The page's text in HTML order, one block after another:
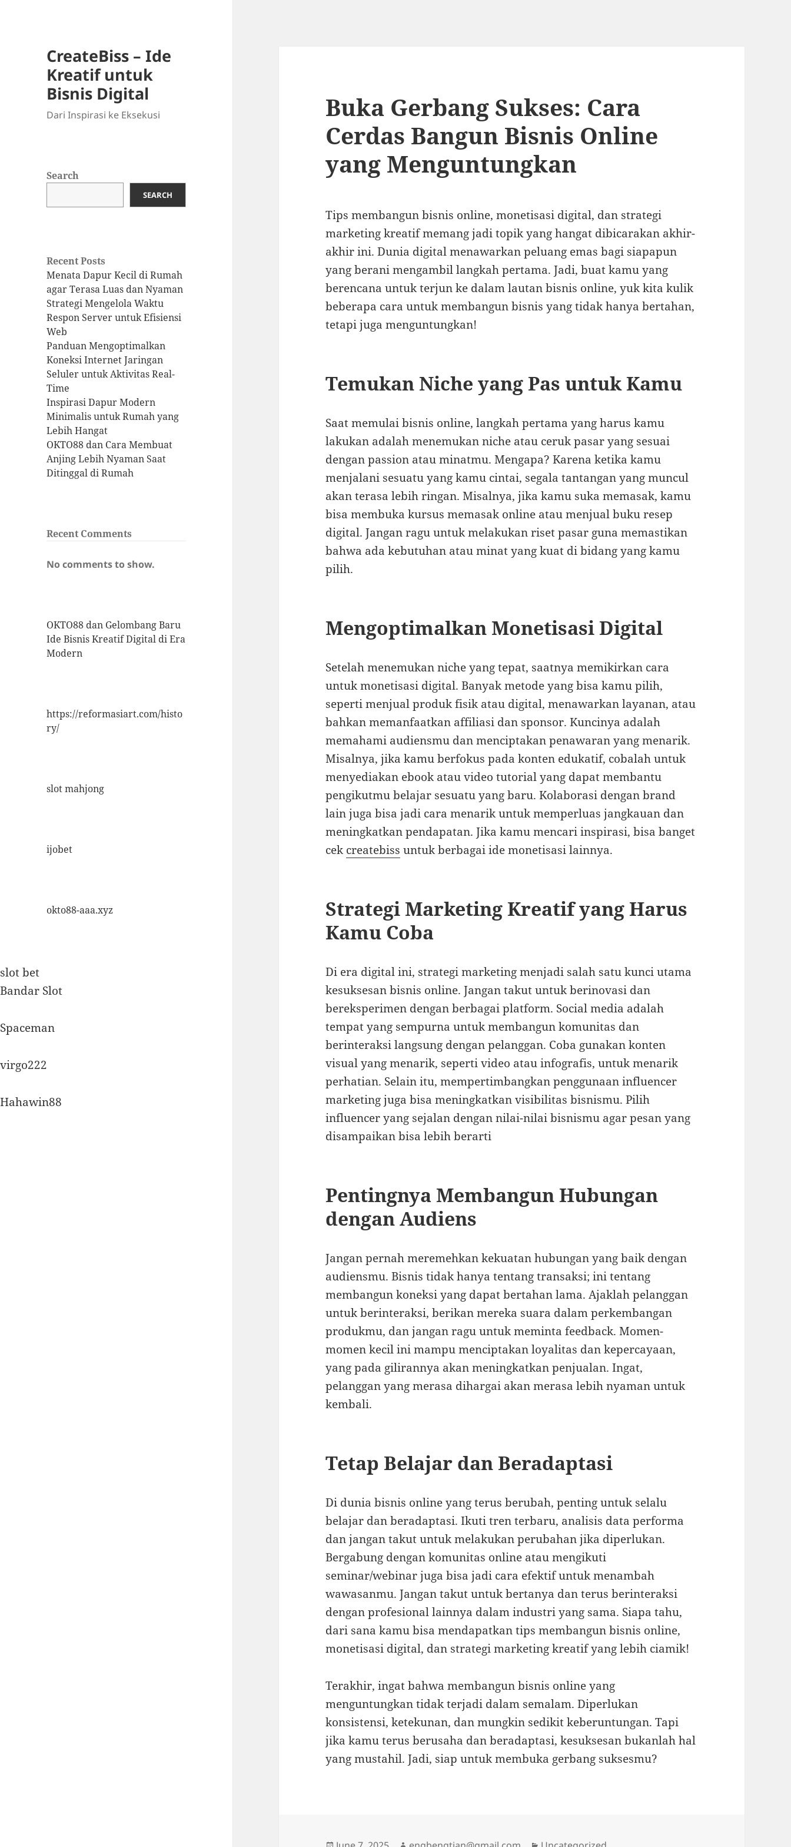
CreateBiss – Ide
Kreatif untuk
Bisnis Digital
Dari Inspirasi ke Eksekusi
Search
SEARCH
Recent Posts
Menata Dapur Kecil di Rumah
agar Terasa Luas dan Nyaman
Strategi Mengelola Waktu
Respon Server untuk Efisiensi
Web
Panduan Mengoptimalkan
Koneksi Internet Jaringan
Seluler untuk Aktivitas Real-
Time
Inspirasi Dapur Modern
Minimalis untuk Rumah yang
Lebih Hangat
OKTO88 dan Cara Membuat
Anjing Lebih Nyaman Saat
Ditinggal di Rumah
Recent Comments
No comments to show.
OKTO88 dan Gelombang Baru
Ide Bisnis Kreatif Digital di Era
Modern
https://reformasiart.com/histo
ry/
slot mahjong
ijobet
okto88-aaa.xyz
slot bet
Bandar Slot
Spaceman
virgo222
Hahawin88
Buka Gerbang Sukses: Cara
Cerdas Bangun Bisnis Online
yang Menguntungkan
Tips membangun bisnis online, monetisasi digital, dan strategi
marketing kreatif memang jadi topik yang hangat dibicarakan akhir-
akhir ini. Dunia digital menawarkan peluang emas bagi siapapun
yang berani mengambil langkah pertama. Jadi, buat kamu yang
berencana untuk terjun ke dalam lautan bisnis online, yuk kita kulik
beberapa cara untuk membangun bisnis yang tidak hanya bertahan,
tetapi juga menguntungkan!
Temukan Niche yang Pas untuk Kamu
Saat memulai bisnis online, langkah pertama yang harus kamu
lakukan adalah menemukan niche atau ceruk pasar yang sesuai
dengan passion atau minatmu. Mengapa? Karena ketika kamu
menjalani sesuatu yang kamu cintai, segala tantangan yang muncul
akan terasa lebih ringan. Misalnya, jika kamu suka memasak, kamu
bisa membuka kursus memasak online atau menjual buku resep
digital. Jangan ragu untuk melakukan riset pasar guna memastikan
bahwa ada kebutuhan atau minat yang kuat di bidang yang kamu
pilih.
Mengoptimalkan Monetisasi Digital
Setelah menemukan niche yang tepat, saatnya memikirkan cara
untuk monetisasi digital. Banyak metode yang bisa kamu pilih,
seperti menjual produk fisik atau digital, menawarkan layanan, atau
bahkan memanfaatkan affiliasi dan sponsor. Kuncinya adalah
memahami audiensmu dan menciptakan penawaran yang menarik.
Misalnya, jika kamu berfokus pada konten edukatif, cobalah untuk
menyediakan ebook atau video tutorial yang dapat membantu
pengikutmu belajar sesuatu yang baru. Kolaborasi dengan brand
lain juga bisa jadi cara menarik untuk memperluas jangkauan dan
meningkatkan pendapatan. Jika kamu mencari inspirasi, bisa banget
cek createbiss untuk berbagai ide monetisasi lainnya.
Strategi Marketing Kreatif yang Harus
Kamu Coba
Di era digital ini, strategi marketing menjadi salah satu kunci utama
kesuksesan bisnis online. Jangan takut untuk berinovasi dan
bereksperimen dengan berbagai platform. Social media adalah
tempat yang sempurna untuk membangun komunitas dan
berinteraksi langsung dengan pelanggan. Coba gunakan konten
visual yang menarik, seperti video atau infografis, untuk menarik
perhatian. Selain itu, mempertimbangkan penggunaan influencer
marketing juga bisa meningkatkan visibilitas bisnismu. Pilih
influencer yang sejalan dengan nilai-nilai bisnismu agar pesan yang
disampaikan bisa lebih berarti
Pentingnya Membangun Hubungan
dengan Audiens
Jangan pernah meremehkan kekuatan hubungan yang baik dengan
audiensmu. Bisnis tidak hanya tentang transaksi; ini tentang
membangun koneksi yang dapat bertahan lama. Ajaklah pelanggan
untuk berinteraksi, berikan mereka suara dalam perkembangan
produkmu, dan jangan ragu untuk meminta feedback. Momen-
momen kecil ini mampu menciptakan loyalitas dan kepercayaan,
yang pada gilirannya akan meningkatkan penjualan. Ingat,
pelanggan yang merasa dihargai akan merasa lebih nyaman untuk
kembali.
Tetap Belajar dan Beradaptasi
Di dunia bisnis online yang terus berubah, penting untuk selalu
belajar dan beradaptasi. Ikuti tren terbaru, analisis data performa
dan jangan takut untuk melakukan perubahan jika diperlukan.
Bergabung dengan komunitas online atau mengikuti
seminar/webinar juga bisa jadi cara efektif untuk menambah
wawasanmu. Jangan takut untuk bertanya dan terus berinteraksi
dengan profesional lainnya dalam industri yang sama. Siapa tahu,
dari sana kamu bisa mendapatkan tips membangun bisnis online,
monetisasi digital, dan strategi marketing kreatif yang lebih ciamik!
Terakhir, ingat bahwa membangun bisnis online yang
menguntungkan tidak terjadi dalam semalam. Diperlukan
konsistensi, ketekunan, dan mungkin sedikit keberuntungan. Tapi
jika kamu terus berusaha dan beradaptasi, kesuksesan bukanlah hal
yang mustahil. Jadi, siap untuk membuka gerbang suksesmu?